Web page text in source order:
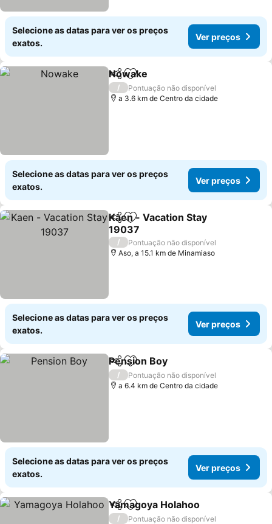
Selecione as datas para ver os preços
exatos.
Ver preços
PartilharAdicionar aos favoritos
Nowake
/
Pontuação não disponível
a 3.6 km de Centro da cidade
Selecione as datas para ver os preços
exatos.
Ver preços
PartilharAdicionar aos favoritos
Kaen - Vacation Stay
19037
/
Pontuação não disponível
Aso, a 15.1 km de Minamiaso
Selecione as datas para ver os preços
exatos.
Ver preços
PartilharAdicionar aos favoritos
Pension Boy
/
Pontuação não disponível
a 6.4 km de Centro da cidade
Selecione as datas para ver os preços
exatos.
Ver preços
PartilharAdicionar aos favoritos
Yamagoya Holahoo
/
Pontuação não disponível